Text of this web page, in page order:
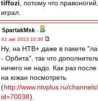
tiffozi , потому что
играл.
SpartakMsk -
01 авг 2013 10:30
Ну, на НТВ+ даже в пакете
- Орбита", так что
ничего не надо. Как раз
на южан посмотреть
(http://www.ntvplus.ru/
id=70038).